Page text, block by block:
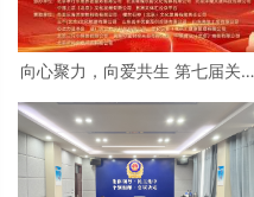
向心聚力，向爱共生 第七届关爱
式在京隆重举行